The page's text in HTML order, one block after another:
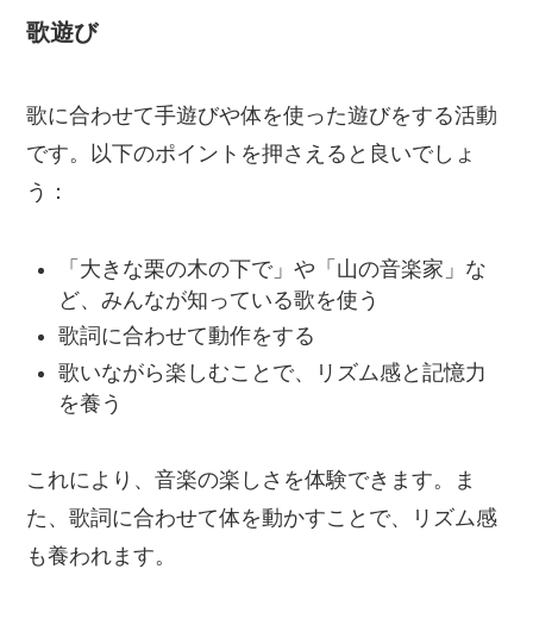
歌遊び
歌に合わせて手遊びや体を使った遊びをする活動
です。以下のポイントを押さえると良いでしょ
う：
「大きな栗の木の下で」や「山の音楽家」な
ど、みんなが知っている歌を使う
歌詞に合わせて動作をする
歌いながら楽しむことで、リズム感と記憶力
を養う
これにより、音楽の楽しさを体験できます。ま
た、歌詞に合わせて体を動かすことで、リズム感
も養われます。